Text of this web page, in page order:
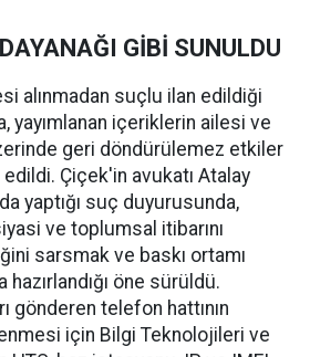
GİBİ SUNULDU
alınmadan suçlu ilan edildiği
yayımlanan içeriklerin ailesi ve
geri döndürülemez etkiler
Çiçek'in avukatı Atalay
yaptığı suç duyurusunda,
ve toplumsal itibarını
sarsmak ve baskı ortamı
öne sürüldü.
gönderen telefon hattının
için Bilgi Teknolojileri ve